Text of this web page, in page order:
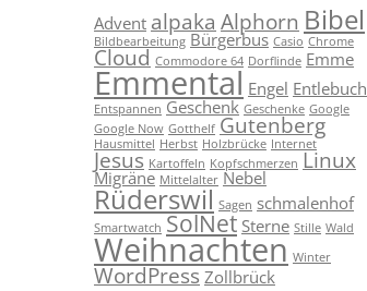
Advent alpaka Alphorn Bibel
Bildbearbeitung Bürgerbus Casio Chrome
Cloud Commodore 64 Dorflinde Emme
Emmental Engel Entlebuch
Entspannen Geschenk Geschenke Google
Google Now Gotthelf Gutenberg
Hausmittel Herbst Holzbrücke Internet
Jesus Kartoffeln Kopfschmerzen Linux
Migräne Mittelalter Nebel
Rüderswil Sagen schmalenhof
Smartwatch SolNet Sterne Stille Wald
Weihnachten Winter
WordPress Zollbrück